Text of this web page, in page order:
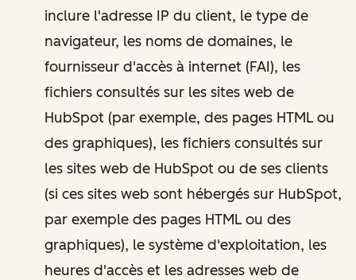
inclure l'adresse IP du client, le type de
navigateur, les noms de domaines, le
fournisseur d'accès à internet (FAI), les
fichiers consultés sur les sites web de
HubSpot (par exemple, des pages HTML ou
des graphiques), les fichiers consultés sur
les sites web de HubSpot ou de ses clients
(si ces sites web sont hébergés sur HubSpot,
par exemple des pages HTML ou des
graphiques), le système d'exploitation, les
heures d'accès et les adresses web de